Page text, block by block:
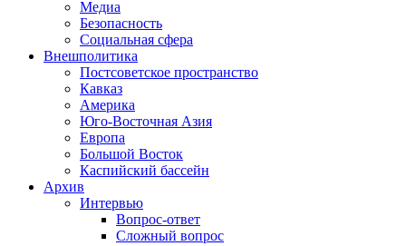
Медиа
Безопасность
Социальная сфера
Внешполитика
Постсоветское пространство
Кавказ
Америка
Юго-Восточная Азия
Европа
Большой Восток
Каспийский бассейн
Архив
Интервью
Вопрос-ответ
Сложный вопрос